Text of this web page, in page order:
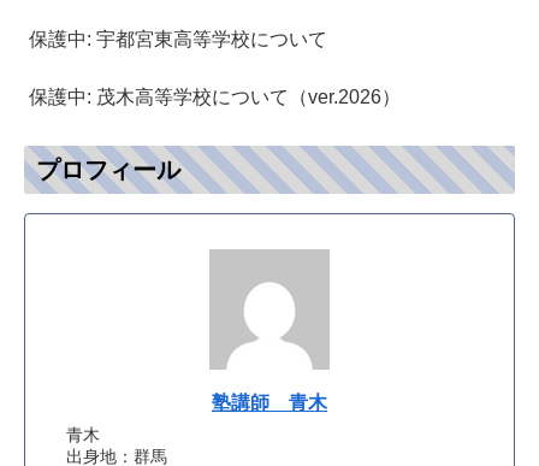
保護中: 宇都宮東高等学校について
保護中: 茂木高等学校について（ver.2026）
プロフィール
塾講師 青木
青木
出身地：群馬